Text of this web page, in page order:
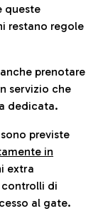
queste
restano regole
prenotare
servizio che
dedicata.
previste
in
extra
controlli di
al gate.